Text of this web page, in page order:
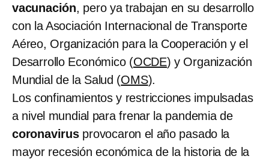
vacunación, pero ya trabajan en su desarrollo
con la Asociación Internacional de Transporte
Aéreo, Organización para la Cooperación y el
Desarrollo Económico (OCDE) y Organización
Mundial de la Salud (OMS).
Los confinamientos y restricciones impulsadas
a nivel mundial para frenar la pandemia de
coronavirusprovocaron el año pasado la
mayor recesión económica de la historia de la